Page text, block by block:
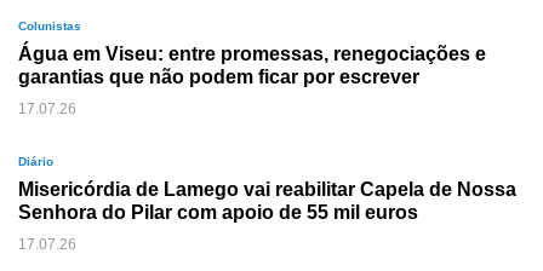
Colunistas
Água em Viseu: entre promessas, renegociações e
garantias que não podem ficar por escrever
17.07.26
Diário
Misericórdia de Lamego vai reabilitar Capela de Nossa
Senhora do Pilar com apoio de 55 mil euros
17.07.26